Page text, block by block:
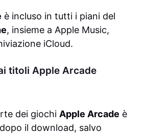
è incluso in tutti i piani del
, insieme a Apple Music,
iCloud.
titoli Apple Arcade
dei giochi Apple Arcade è
il download, salvo